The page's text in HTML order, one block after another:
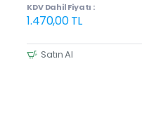
KDV Dahil Fiyatı :
1.470,00 TL
Satın Al